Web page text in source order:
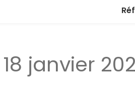
18 janvier